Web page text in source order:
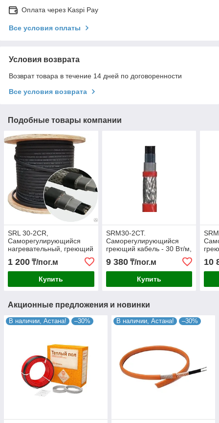
Оплата через Kaspi Pay
Все условия оплаты
Условия возврата
Возврат товара в течение 14 дней по договоренности
Все условия возврата
Подобные товары компании
SRL 30-2CR,
Саморегулирующийся
нагревательный, греющий
кабель (в оплетке), 30 Вт.
1 200 ₸/пог.м
Купить
SRM30-2CТ.
Саморегулирующийся
греющий кабель - 30 Вт/м,
взрывобезопасный, для
агресивных зон
9 380₸/пог.м
Купить
10
Акционные предложения и новинки
В наличии, Астана! –30% В наличии, Астана! –30%